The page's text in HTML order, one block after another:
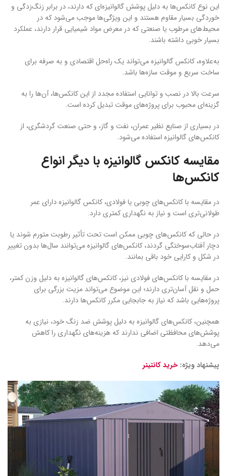
این نوع کانکس‌ها به دلیل پوشش گالوانیزه‌ای که دارند، در برابر زنگ‌زدگی و
خوردگی بسیار مقاوم هستند و این ویژگی‌ها موجب می‌شود که در
محیط‌های مرطوب یا صنعتی که در معرض مواد شیمیایی قرار دارند، عملکرد
بسیار خوبی داشته باشند.
به‌علاوه، کانکس گالوانیزه می‌تواند یک راه‌حل اقتصادی و به صرفه برای
ساخت سریع و موقت سازه‌ها باشد.
سرعت بالا در نصب و توانایی استفاده مجدد از این کانکس‌ها، آن‌ها را به
گزینه‌ای محبوب برای پروژه‌های موقت تبدیل کرده است.
در بسیاری از صنایع نظیر عمران، نفت و گاز، و حتی صنعت گردشگری، از
کانکس‌های گالوانیزه استفاده می‌شود.
مقایسه کانکس گالوانیزه با دیگر انواع
کانکس‌ها
در مقایسه با کانکس‌های چوبی یا فولادی، کانکس گالوانیزه دارای عمر
طولانی‌تری است و نیاز به نگهداری کمتری دارد.
در حالی که کانکس‌های چوبی ممکن است تحت تأثیر رطوبت متورم شوند یا
دچار آفتاب‌سوختگی گردند، کانکس‌های گالوانیزه می‌توانند سال‌ها بدون تغییر
در شکل و کارایی خود باقی بمانند.
در مقایسه با کانکس‌های فولادی نیز، کانکس‌های گالوانیزه به دلیل وزن کمتر،
حمل و نقل آسان‌تری دارند؛ این موضوع می‌تواند مزیت بزرگی برای
پروژه‌هایی باشد که نیاز به جابجایی مکرر کانکس‌ها دارند.
همچنین، کانکس‌های گالوانیزه به دلیل پوشش ضد زنگ خود، نیازی به
پوشش‌های محافظتی اضافی ندارند که هزینه‌های نگهداری را کاهش
می‌دهد.
پیشنهاد ویژه: خرید کانتینر